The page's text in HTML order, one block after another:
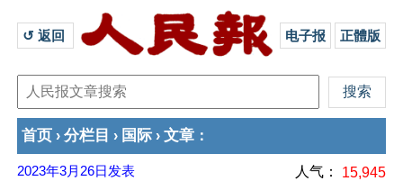
↺ 返回 电子报 正體版
首页 › 分栏目 › 国际 › 文章 ：
2023年3月26日 发表 人气： 15,945